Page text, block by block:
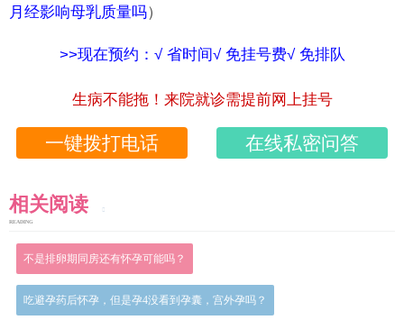
月经影响母乳质量吗）
>>现在预约：√ 省时间√ 免挂号费√ 免排队
生病不能拖！来院就诊需提前网上挂号
一键拨打电话 在线私密问答
相关阅读
READING
不是排卵期同房还有怀孕可能吗？
吃避孕药后怀孕，但是孕4没看到孕囊，宫外孕吗？